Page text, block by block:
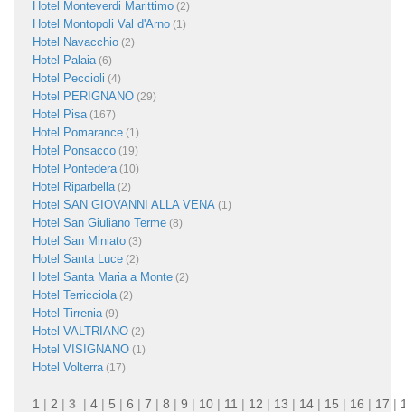
Hotel Monteverdi Marittimo (2)
Hotel Montopoli Val d'Arno (1)
Hotel Navacchio (2)
Hotel Palaia(6)
Hotel Peccioli (4)
Hotel PERIGNANO (29)
Hotel Pisa(167)
Hotel Pomarance (1)
Hotel Ponsacco (19)
Hotel Pontedera(10)
Hotel Riparbella(2)
Hotel SAN GIOVANNI ALLA VENA (1)
Hotel San Giuliano Terme (8)
Hotel San Miniato (3)
Hotel Santa Luce (2)
Hotel Santa Maria a Monte (2)
Hotel Terricciola(2)
Hotel Tirrenia(9)
Hotel VALTRIANO (2)
Hotel VISIGNANO (1)
Hotel Volterra(17)
1 | 2 | 3 | 4 | 5 | 6 | 7 | 8 | 9 | 10 | 11 | 12 | 13 | 14 | 15 | 16 | 17 |